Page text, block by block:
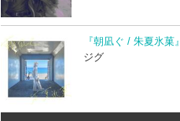
『朝凪ぐ / 朱夏氷菓』
ジグ